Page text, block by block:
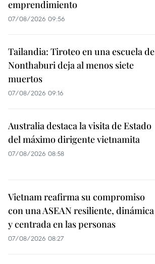
emprendimiento
07/08/2026 09:56
Tailandia: Tiroteo en una escuela de
Nonthaburi deja al menos siete
muertos
07/08/2026 09:16
Australia destaca la visita de Estado
del máximo dirigente vietnamita
07/08/2026 08:58
Vietnam reafirma su compromiso
con una ASEAN resiliente, dinámica
y centrada en las personas
07/08/2026 08:27